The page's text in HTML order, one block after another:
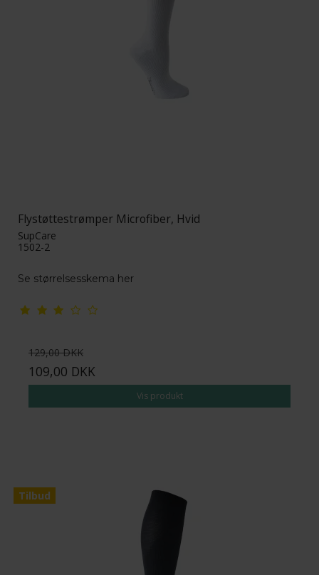
Flystøttestrømper Microfiber, Hvid
SupCare
1502-2
Se størrelsesskema her
129,00 DKK
109,00 DKK
Vis produkt
Tilbud